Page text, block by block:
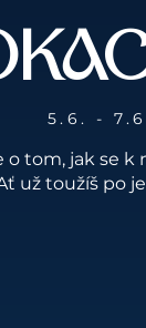
5.6. -
o tom, jak se
už toužíš po